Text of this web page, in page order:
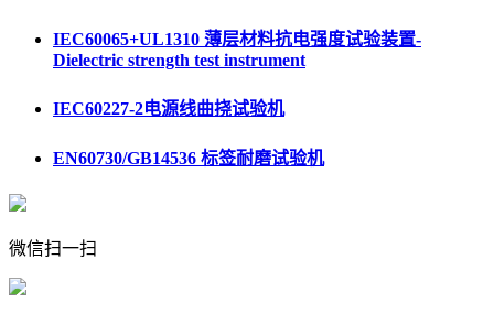
IEC60065+UL1310 薄层材料抗电强度试验装置-
Dielectric strength test instrument
IEC60227-2电源线曲挠试验机
EN60730/GB14536 标签耐磨试验机
微信扫一扫